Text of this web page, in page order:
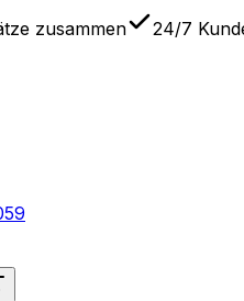
zusammen
24/7